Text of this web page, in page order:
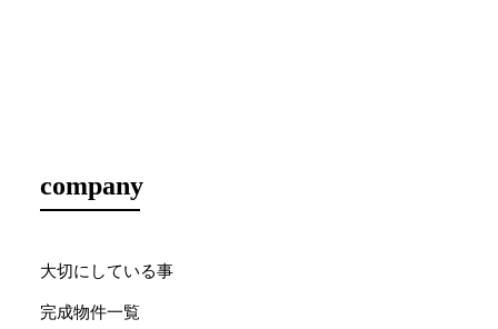
company
大切にしている事
完成物件一覧